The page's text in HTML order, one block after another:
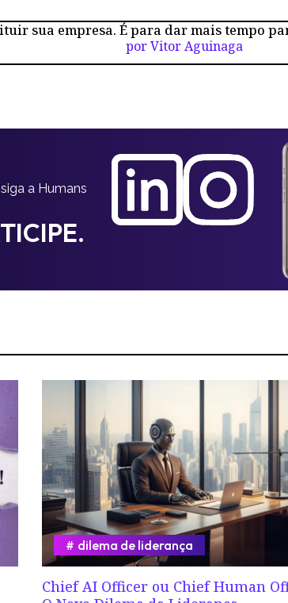
sua empresa. É para dar mais tempo
por Vitor Aguinaga
a Humans
Chief AI Officer ou Chief Human
dilema de liderança